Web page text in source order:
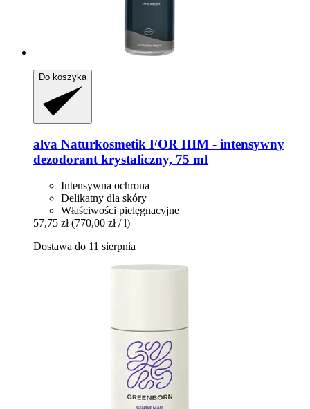
Do koszyka
alva Naturkosmetik FOR HIM -​ intensywny
dezodorant krystaliczny, 75 ml
Intensywna ochrona
Delikatny dla skóry
Właściwości pielęgnacyjne
57,75 zł (770,00 zł / l)
Dostawa do 11 sierpnia